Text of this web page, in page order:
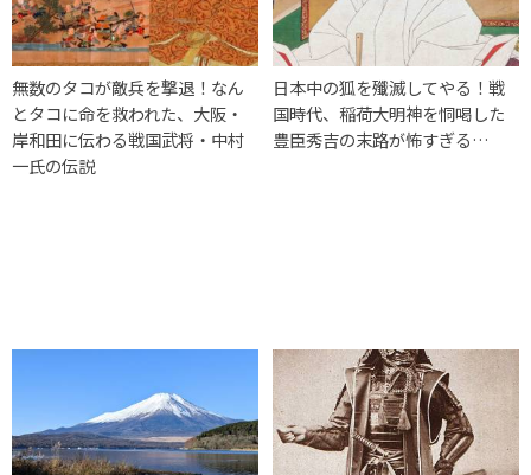
無数のタコが敵兵を撃退！なん
とタコに命を救われた、大阪・
岸和田に伝わる戦国武将・中村
一氏の伝説
日本中の狐を殲滅してやる！戦
国時代、稲荷大明神を恫喝した
豊臣秀吉の末路が怖すぎる…